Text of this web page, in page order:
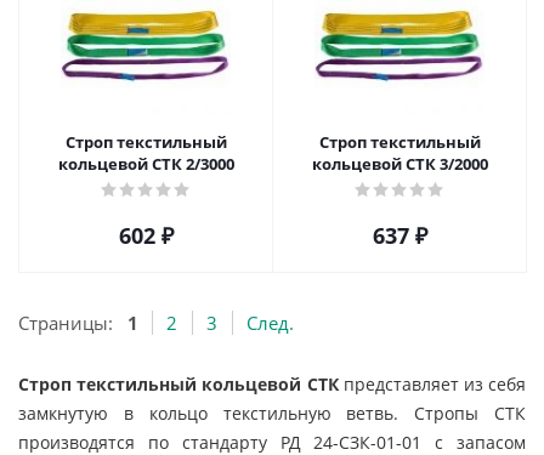
Строп текстильный
кольцевой СТК 2/3000
602₽
Строп текстильный
кольцевой СТК 3/2000
637₽
Страницы: 1 2 3 След.
Строп текстильный кольцевой СТКпредставляет из себя
замкнутую в кольцо текстильную ветвь. Стропы СТК
производятся по стандарту РД 24-СЗК-01-01 с запасом